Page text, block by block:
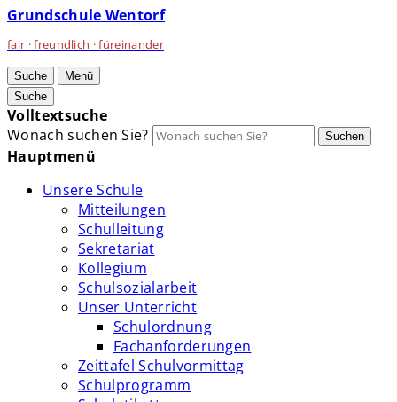
Grundschule Wentorf
fair · freundlich · füreinander
Suche
Menü
Suche
Volltextsuche
Wonach suchen Sie?
Suchen
Hauptmenü
Unsere Schule
Mitteilungen
Schulleitung
Sekretariat
Kollegium
Schulsozialarbeit
Unser Unterricht
Schulordnung
Fachanforderungen
Zeittafel Schulvormittag
Schulprogramm